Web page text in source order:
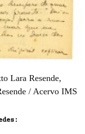
Lara Resende,
/ Acervo IMS